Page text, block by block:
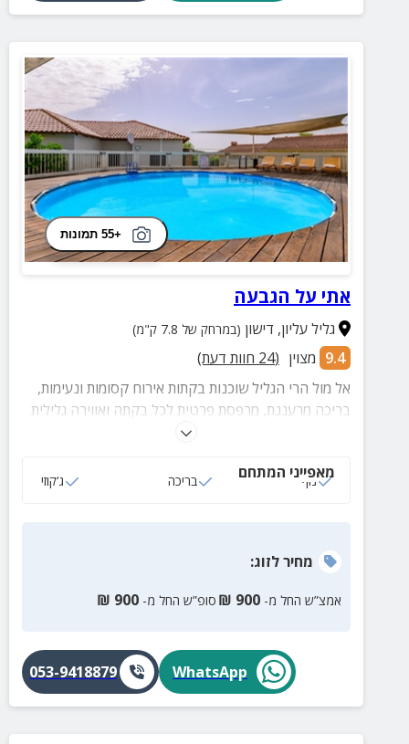
+55 תמונות
אתי על הגבעה
גליל עליון, דישון (במרחק של 7.8 ק"מ)
9.4 מצוין (
24 חוות דעת)
אל מול הרי הגליל שוכנות בקתות אירוח קסומות ונעימות,
בריכה מרעננת, מרפסת פרטית לכל בקתה ואווירה גלילית
מאפייני המתחם
נוף בריכה ג‘קוזי
מחירלזוג:
אמצ”ש החל מ- 900
₪ סופ”ש החל מ- 900
₪
WhatsApp
053-9418879